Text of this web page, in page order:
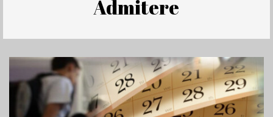
Admitere